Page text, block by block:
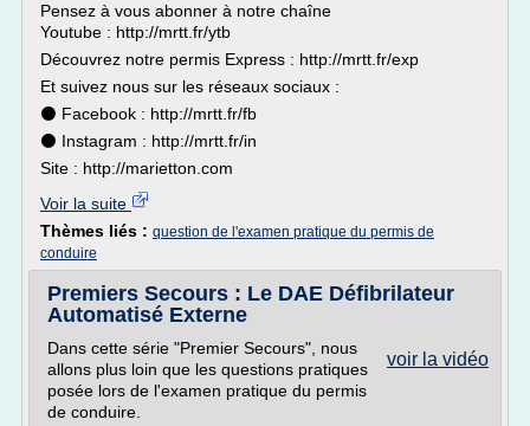
Pensez à vous abonner à notre chaîne
Youtube : http://mrtt.fr/ytb
Découvrez notre permis Express : http://mrtt.fr/exp
Et suivez nous sur les réseaux sociaux :
⚫ Facebook : http://mrtt.fr/fb
⚫ Instagram : http://mrtt.fr/in
Site : http://marietton.com
Voir la suite
Thèmes liés : question de l'examen pratique du permis de
conduire
Premiers Secours : Le DAE Défibrilateur
Automatisé Externe
voir la vidéo
Dans cette série "Premier Secours", nous
allons plus loin que les questions pratiques
posée lors de l'examen pratique du permis
de conduire.